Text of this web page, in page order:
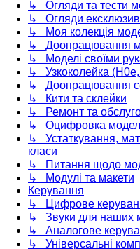
↳ Огляди та тести
↳ Огляди
↳ Моя колекція
↳ Доопрацювання
↳ Моделі своїми
↳ Узкоколейка
↳ Доопрацювання
↳ Кити та склейки
↳ Ремонт та
↳ Оцифровка
↳ Устаткування,
класи
↳ Питання щодо
↳ Модулі та макети
Керування
↳ Цифрове
↳ Звуки для наших
↳ Аналогове
↳ Універсальні